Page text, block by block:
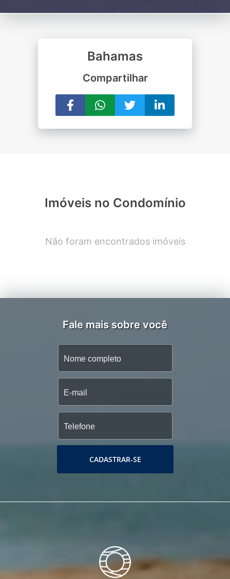
Bahamas
Compartilhar
Imóveis no Condomínio
Não foram encontrados imóveis
Fale mais sobre você
CADASTRAR-SE